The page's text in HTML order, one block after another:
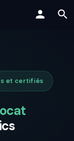
et certifiés